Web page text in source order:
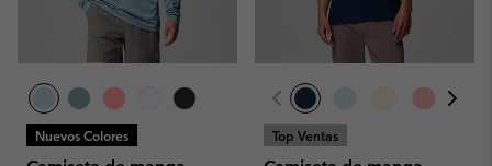
Nuevos Colores Top Ventas